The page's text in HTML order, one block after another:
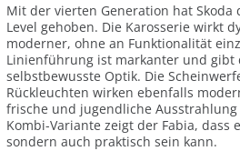
Mit der vierten Generation hat Skoda
Level gehoben. Die Karosserie wirkt
moderner, ohne an Funktionalität
Linienführung ist markanter und gibt
selbstbewusste Optik. Die
Rückleuchten wirken ebenfalls
frische und jugendliche
Kombi-Variante zeigt der Fabia, dass
sondern auch praktisch sein kann.